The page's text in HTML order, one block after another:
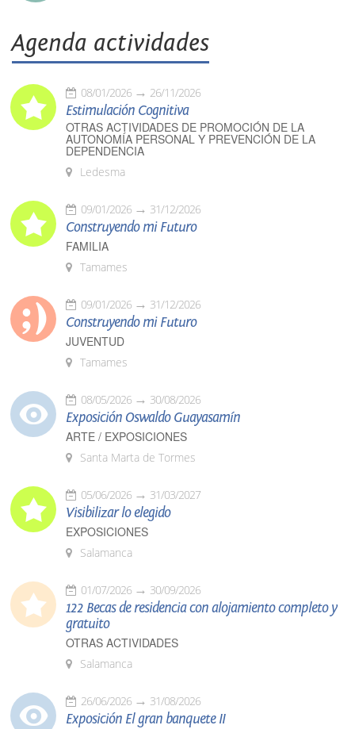
Agenda actividades
08/01/2026 26/11/2026
Estimulación Cognitiva
OTRAS ACTIVIDADES DE PROMOCIÓN DE LA
AUTONOMÍA PERSONAL Y PREVENCIÓN DE LA
DEPENDENCIA
Ledesma
09/01/2026 31/12/2026
Construyendo mi Futuro
FAMILIA
Tamames
09/01/2026 31/12/2026
Construyendo mi Futuro
JUVENTUD
Tamames
08/05/2026 30/08/2026
Exposición Oswaldo Guayasamín
ARTE / EXPOSICIONES
Santa Marta de Tormes
05/06/2026 31/03/2027
Visibilizar lo elegido
EXPOSICIONES
Salamanca
01/07/2026 30/09/2026
122 Becas de residencia con alojamiento completo y
gratuito
OTRAS ACTIVIDADES
Salamanca
26/06/2026 31/08/2026
Exposición El gran banquete II